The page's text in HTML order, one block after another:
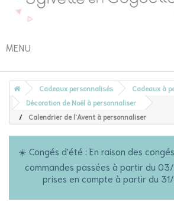
MENU
Cadeaux personnalisés
Cadeaux à
Décoration de Noël à personnaliser
Calendrier de l'Avent à personnaliser
☀️ Congés d'été : En raison des
commandes passées à partir du
prises en compte à partir du